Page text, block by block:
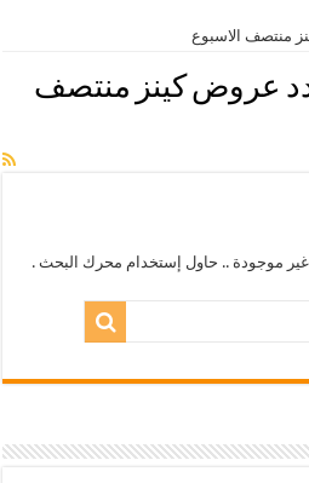
منتصف الاسبوع
عروض كينز منتصف
غير موجودة .. حاول إستخدام محرك البحث .